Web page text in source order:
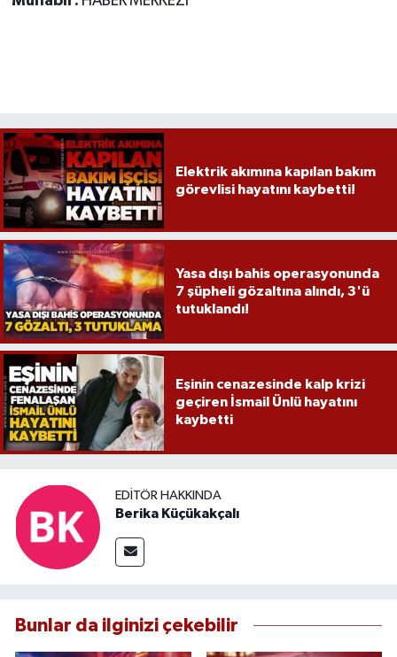
Elektrik akımına kapılan bakım
görevlisi hayatını kaybetti!
Yasa dışı bahis operasyonunda
7 şüpheli gözaltına alındı, 3'ü
tutuklandı!
Eşinin cenazesinde kalp krizi
geçiren İsmail Ünlü hayatını
kaybetti
EDITÖR HAKKINDA
Berika Küçükakçalı
Bunlar da ilginizi çekebilir